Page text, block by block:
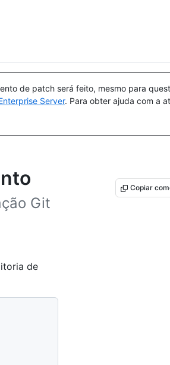
de patch será feito, mesmo para
Server. Para obter ajuda com a
Git
Copiar
de